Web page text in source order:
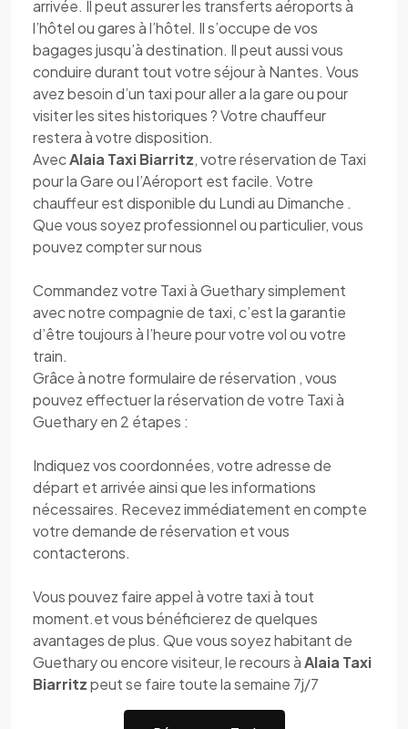
arrivée. Il peut assurer les transferts aéroports à
l’hôtel ou gares à l’hôtel. Il s’occupe de vos
bagages jusqu’à destination. Il peut aussi vous
conduire durant tout votre séjour à Nantes. Vous
avez besoin d’un taxi pour aller a la gare ou pour
visiter les sites historiques ? Votre chauffeur
restera à votre disposition.
AvecAlaia Taxi Biarritz, votre réservation de Taxi
pour la Gare ou l’Aéroport est facile. Votre
chauffeur est disponible du Lundi au Dimanche .
Que vous soyez professionnel ou particulier, vous
pouvez compter sur nous
Commandez votre Taxi à Guethary simplement
avec notre compagnie de taxi, c’est la garantie
d’être toujours à l’heure pour votre vol ou votre
train.
Grâce à notre formulaire de réservation , vous
pouvez effectuer la réservation de votre Taxi à
Guethary en 2 étapes :
Indiquez vos coordonnées, votre adresse de
départ et arrivée ainsi que les informations
nécessaires. Recevez immédiatement en compte
votre demande de réservation et vous
contacterons.
Vous pouvez faire appel à votre taxi à tout
moment.et vous bénéficierez de quelques
avantages de plus. Que vous soyez habitant de
Guethary ou encore visiteur, le recours àAlaia Taxi
Biarritzpeut se faire toute la semaine 7j/7